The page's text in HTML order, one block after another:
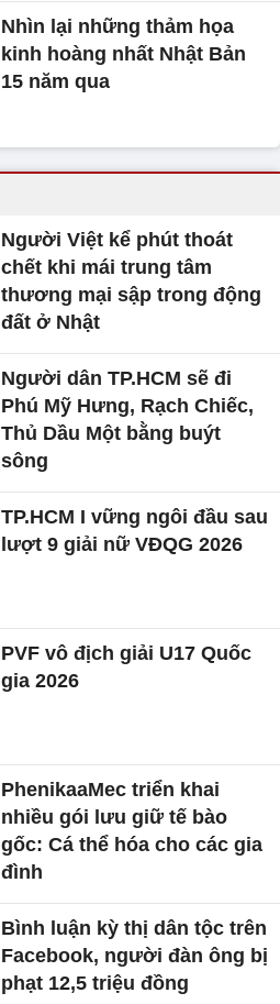
Nhìn lại những thảm họa
kinh hoàng nhất Nhật Bản
15 năm qua
Người Việt kể phút thoát
chết khi mái trung tâm
thương mại sập trong động
đất ở Nhật
Người dân TP.HCM sẽ đi
Phú Mỹ Hưng, Rạch Chiếc,
Thủ Dầu Một bằng buýt
sông
TP.HCM I vững ngôi đầu sau
lượt 9 giải nữ VĐQG 2026
PVF vô địch giải U17 Quốc
gia 2026
PhenikaaMec triển khai
nhiều gói lưu giữ tế bào
gốc: Cá thể hóa cho các gia
đình
Bình luận kỳ thị dân tộc trên
Facebook, người đàn ông bị
phạt 12,5 triệu đồng